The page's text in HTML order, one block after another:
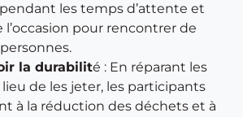
les temps d’attente et
l’occasion pour rencontrer de
la durabilité : En réparant les
lieu de les jeter, les participants
à la réduction des déchets et à